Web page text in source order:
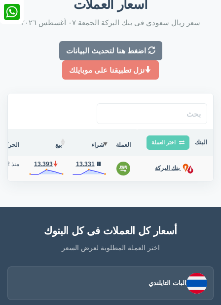
أسعار العملات
سعر ريال سعودي فى بنك البركة الجمعة ٠٧ أغسطس ٢٠٢٦
اضغط هنا لتحديث البيانات
نزل تطبيقنا على موبايلك
البنك اختر العملة العملة شراء بيع الحركة
بنك البركة
13.331
13.393 منذ 2 أيام
أسعار كل العملات فى كل البنوك
اختر العملة المطلوبة لعرض السعر
البات التايلندي